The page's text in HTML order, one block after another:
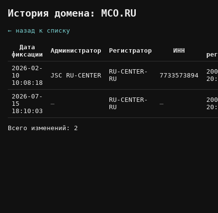
История домена: MCO.RU
← назад к списку
Дата
фиксации
Администратор Регистратор ИНН
2026-02-
10
10:08:18
JSC RU-CENTER
RU-CENTER-
RU
7733573894
2026-07-
15
18:10:03
—
RU-CENTER-
RU
—
Всего изменений: 2